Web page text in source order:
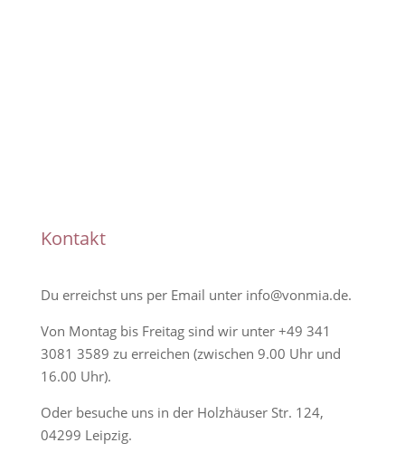
Kontakt
Du erreichst uns per Email unter info@vonmia.de.
Von Montag bis Freitag sind wir unter +49 341
3081 3589 zu erreichen (zwischen 9.00 Uhr und
16.00 Uhr).
Oder besuche uns in der Holzhäuser Str. 124,
04299 Leipzig.